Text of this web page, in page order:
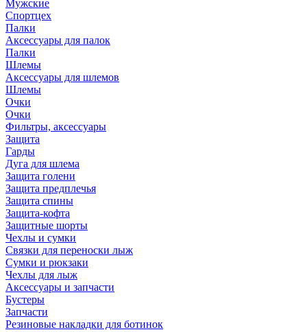
Мужские
Спортцех
Палки
Аксессуары для палок
Палки
Шлемы
Аксессуары для шлемов
Шлемы
Очки
Очки
Фильтры, аксессуары
Защита
Гарды
Дуга для шлема
Защита голени
Защита предплечья
Защита спины
Защита-кофта
Защитные шорты
Чехлы и сумки
Связки для переноски лыж
Сумки и рюкзаки
Чехлы для лыж
Аксессуары и запчасти
Бустеры
Запчасти
Резиновые накладки для ботинок